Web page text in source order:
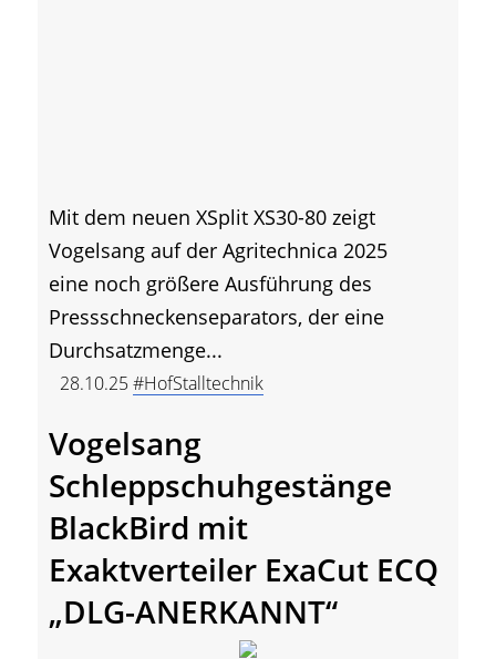
Mit dem neuen XSplit XS30-80 zeigt
Vogelsang auf der Agritechnica 2025
eine noch größere Ausführung des
Pressschneckenseparators, der eine
Durchsatzmenge...
28.10.25#HofStalltechnik
Vogelsang
Schleppschuhgestänge
BlackBird mit
Exaktverteiler ExaCut ECQ
„DLG-ANERKANNT“